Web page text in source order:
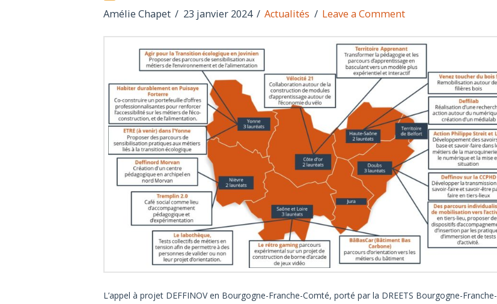
Amélie Chapet 23 janvier 2024 Actualités Leave a Comment
L’appel à projet DEFFINOV en Bourgogne-Franche-Comté, porté par la DREETS Bourgogne-Franche-